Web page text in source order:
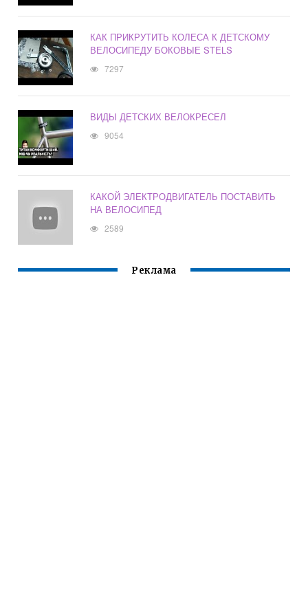
КАК ПРИКРУТИТЬ КОЛЕСА К ДЕТСКОМУ
ВЕЛОСИПЕДУ БОКОВЫЕ STELS
7297
ВИДЫ ДЕТСКИХ ВЕЛОКРЕСЕЛ
9054
КАКОЙ ЭЛЕКТРОДВИГАТЕЛЬ ПОСТАВИТЬ
НА ВЕЛОСИПЕД
2589
Реклама